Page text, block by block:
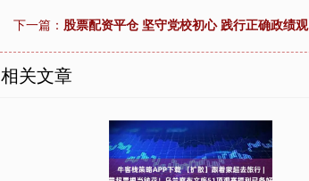
下一篇： 股票配资平仓 坚守党校初心 践行正确政绩观
相关文章